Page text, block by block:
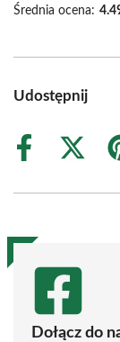
Średnia ocena:
Udostępnij
Share
Share
Dołącz do